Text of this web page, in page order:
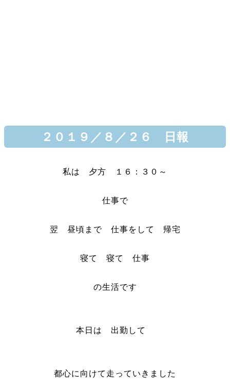
２０１９／８／２６ 日報
私は 夕方 １６：３０～
仕事で
翌 昼頃まで 仕事をして 帰宅
寝て 寝て 仕事
の生活です
本日は 出勤して
都心に向けて走っていきました